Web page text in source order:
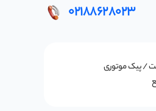
02188628023
/ پیک موتوری